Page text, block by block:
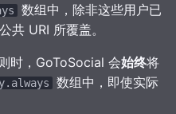
数组中，除非这些用户已
URI 所覆盖。
时，GoToSocial 会始终将
数组中，即使实际